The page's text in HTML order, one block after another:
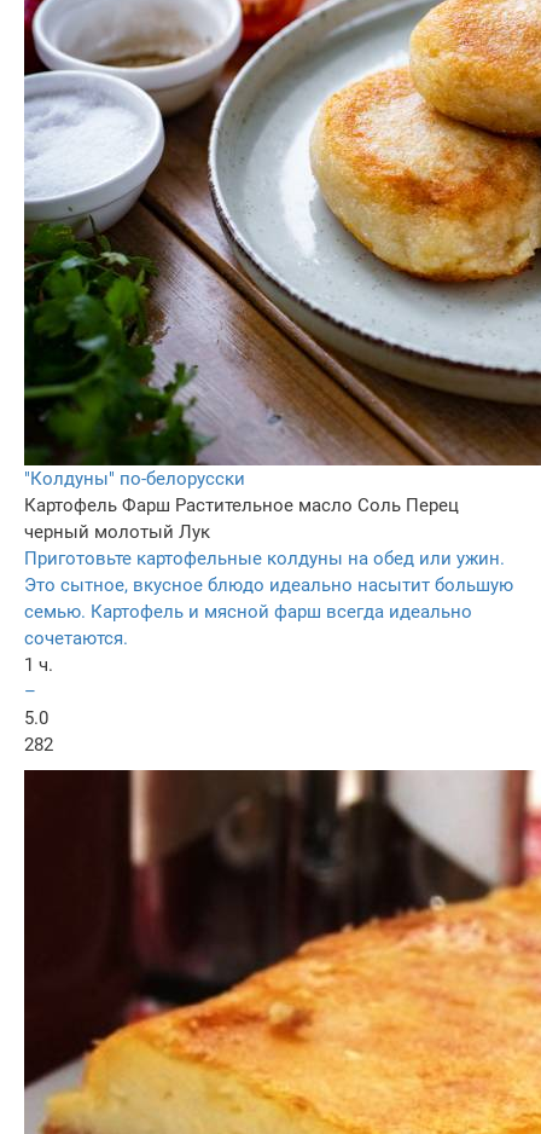
"Колдуны" по-белорусски
Картофель Фарш Растительное масло Соль Перец
черный молотый Лук
Приготовьте картофельные колдуны на обед или ужин.
Это сытное, вкусное блюдо идеально насытит большую
семью. Картофель и мясной фарш всегда идеально
сочетаются.
1 ч.
–
5.0
282